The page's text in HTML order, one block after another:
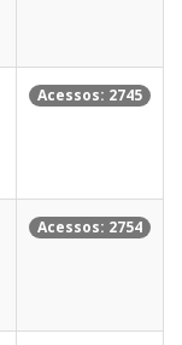
Acessos: 2745
Acessos: 2754